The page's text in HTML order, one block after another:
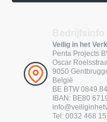
Veilig in het
Penta Projects
Oscar
9050
België
BE BTW
IBAN: BE80
Tel: 0032 468